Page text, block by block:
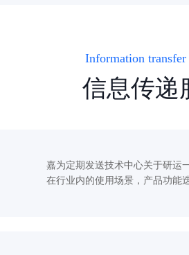
Information transfer
信息传递
嘉为定期发送技术中心关于研运
在行业内的使用场景，产品功能